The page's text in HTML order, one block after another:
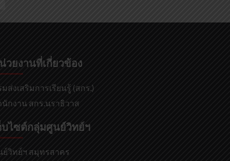
วยงานที่เกี่ยวข้อง
มส่งเสริมการเรียนรู้ (สกร.)
นักงาน สกร.นราธิวาส
บไซต์กลุ่มศูนย์วิทย์ฯ
ย์วิทย์ฯ สมุทรสาคร